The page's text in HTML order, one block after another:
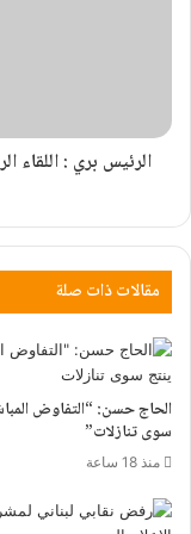
الرئيس بري : اللقاء
مقالات ذات صلة
الحاج حسن: “التفاوض
سوى تنازلات”
منذ 18 ساعة